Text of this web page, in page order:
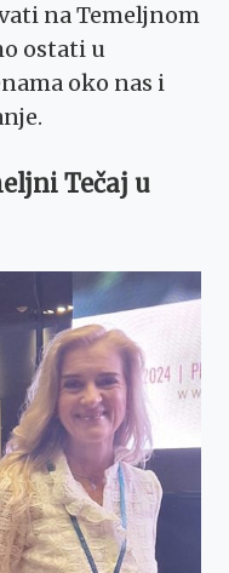
na Temeljnom
ostati u
oko nas i
Tečaj u